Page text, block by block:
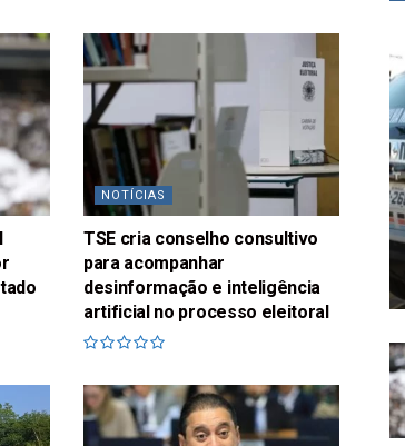
NOTÍCIAS
TSE cria conselho consultivo
para acompanhar
desinformação e inteligência
artificial no processo eleitoral